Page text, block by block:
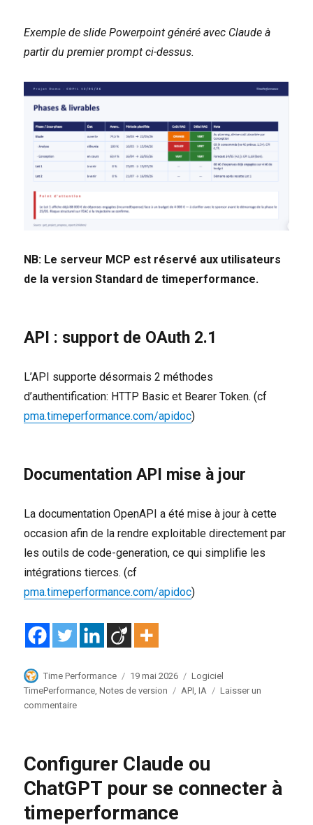
Exemple de slide Powerpoint généré avec Claude à
partir du premier prompt ci-dessus.
NB: Le serveur MCP est réservé aux utilisateurs
de la version Standard de timeperformance.
API : support de OAuth 2.1
L’API supporte désormais 2 méthodes
d’authentification: HTTP Basic et Bearer Token. (cf
pma.timeperformance.com/apidoc)
Documentation API mise à jour
La documentation OpenAPI a été mise à jour à cette
occasion afin de la rendre exploitable directement par
les outils de code-generation, ce qui simplifie les
intégrations tierces. (cf
pma.timeperformance.com/apidoc)
Auteur
Time Performance
Publié
le
19 mai 2026 Catégories
Logiciel
TimePerformance ,Notes de version Étiquettes
API ,IA
Laisser un
commentairesur
2026
Configurer Claude ou
ChatGPT pour se connecter à
timeperformance